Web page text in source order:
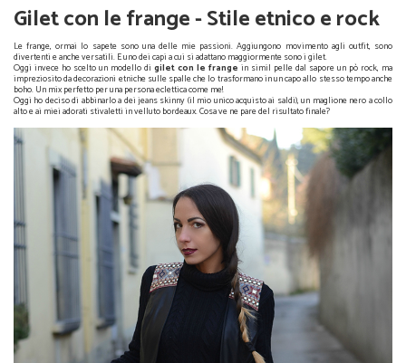
Gilet con le frange - Stile etnico e rock
Le frange, ormai lo sapete sono una delle mie passioni. Aggiungono movimento agli outfit, sono
divertenti e anche versatili. E uno dei capi a cui si adattano maggiormente sono i gilet.
Oggi invece ho scelto un modello di gilet con le frange in simil pelle dal sapore un pò rock, ma
impreziosito da decorazioni etniche sulle spalle che lo trasformano in un capo allo stesso tempo anche
boho. Un mix perfetto per una persona eclettica come me!
Oggi ho deciso di abbinarlo a dei jeans skinny (il mio unico acquisto ai saldi), un maglione nero a collo
alto e ai miei adorati stivaletti in velluto bordeaux. Cosa ve ne pare del risultato finale?